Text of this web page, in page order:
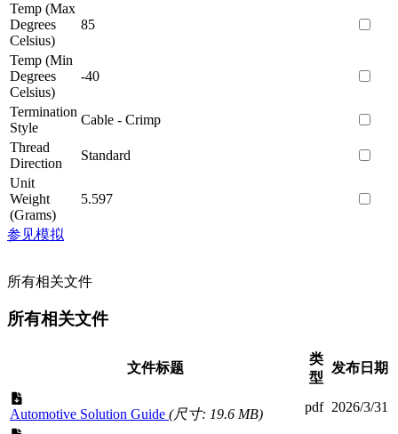
Temp (Max
Degrees
Celsius)
85
Temp (Min
Degrees
Celsius)
-40
Termination
Style
Cable - Crimp
Thread
Direction
Standard
Unit
Weight
(Grams)
5.597
参见模拟
所有相关文件
所有相关文件
文件标题
类
型
发布日期
Automotive Solution Guide (尺寸: 19.6 MB) pdf 2026/3/31